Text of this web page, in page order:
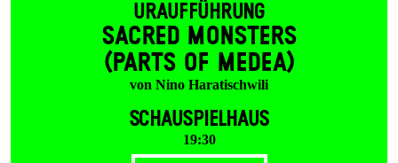
URAUFFÜHRUNG
SACRED MONSTERS
(PARTS OF MEDEA)
von Nino Haratischwili
SCHAUSPIELHAUS
19:30